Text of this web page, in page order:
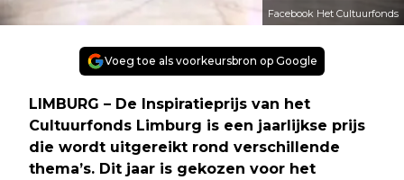
Facebook Het Cultuurfonds
Voeg toe als voorkeursbron op Google
LIMBURG – De Inspiratieprijs van het
Cultuurfonds Limburg is een jaarlijkse prijs
die wordt uitgereikt rond verschillende
thema’s. Dit jaar is gekozen voor het